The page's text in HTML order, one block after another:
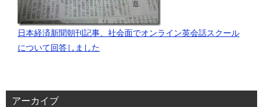
日本経済新聞朝刊記事、社会面でオンライン英会話スクール
について回答しました
アーカイブ